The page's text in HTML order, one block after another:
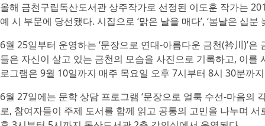
올해 금천구립독산도서관 상주작가로 선정된 이도훈 작가는
예 시 부문에 당선됐다. 시집으로 ‘맑은 날을 매다’, ‘봄날은 십
6월 25일부터 운영하는 ‘문장으로 연대-아름다운 금천(衿川)’
들은 자신이 살고 있는 금천의 모습을 사진으로 기록하고, 이
로그램은 9월 10일까지 매주 목요일 오후 7시부터 8시 30분까
6월 27일에는 문학 상담 프로그램 ‘문장으로 얼룩 수선-마음의
로, 참여자들이 주제 도서를 함께 읽고 공통의 고민을 나누며